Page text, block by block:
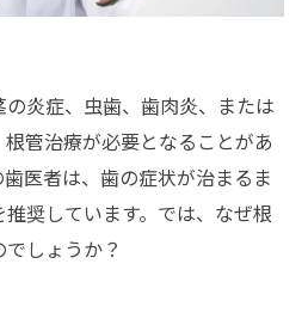
炎症、虫歯、歯肉炎、または
管治療が必要となることがあ
医者は、歯の症状が治まるま
奨しています。では、なぜ根
しょうか？